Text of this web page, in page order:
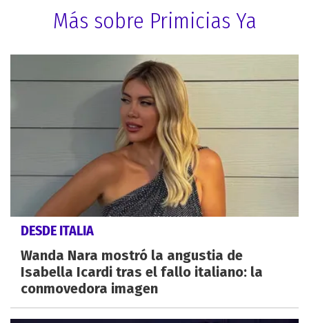
Más sobre Primicias Ya
DESDE ITALIA
Wanda Nara mostró la angustia de
Isabella Icardi tras el fallo italiano: la
conmovedora imagen